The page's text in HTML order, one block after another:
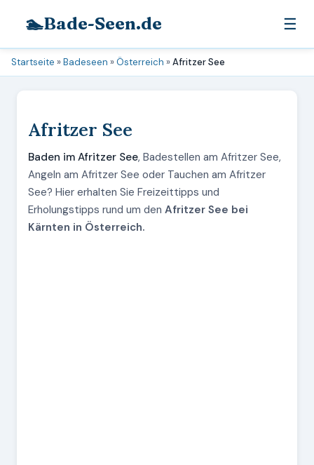
🏊Bade-Seen.de ☰
Startseite »Badeseen »Österreich »Afritzer See
Afritzer See
Baden im Afritzer See, Badestellen am Afritzer See,
Angeln am Afritzer See oder Tauchen am Afritzer
See? Hier erhalten Sie Freizeittipps und
Erholungstipps rund um den Afritzer See bei
Kärnten in Österreich.